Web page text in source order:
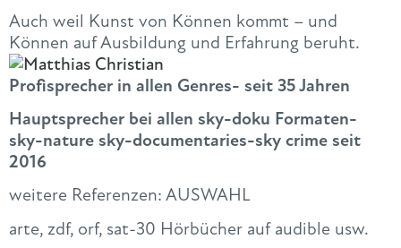
Auch weil Kunst von Können kommt – und
Können auf Ausbildung und Erfahrung beruht.
Profisprecher in allen Genres- seit 35 Jahren
Hauptsprecher bei allen sky-doku Formaten-
sky-nature sky-documentaries-sky crime seit
2016
weitere Referenzen: AUSWAHL
arte, zdf, orf, sat-30 Hörbücher auf audible usw.